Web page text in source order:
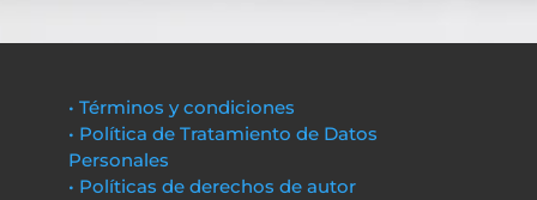
• Términos y condiciones
• Política de Tratamiento de Datos
Personales
• Políticas de derechos de autor